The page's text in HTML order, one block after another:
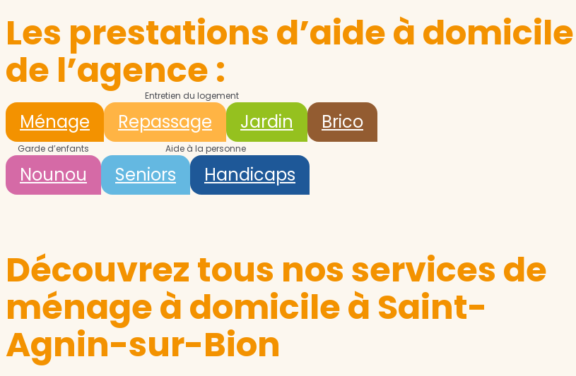
Les prestations d’aide à domicile
de l’agence :
Entretien du logement
Ménage Repassage Jardin Brico
Garde d’enfants
Nounou
Aide à la personne
Seniors Handicaps
Découvrez tous nos services de
ménage à domicile à Saint-
Agnin-sur-Bion